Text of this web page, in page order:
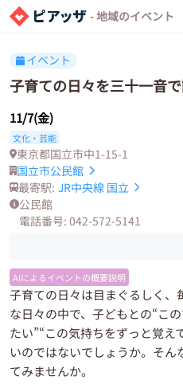
- 地域のイベント
イベント
子育ての日々を三十一音
11/7(金)
文化・芸能
東京都国立市中1-15-1
国立市公民館
最寄駅: JR中央線 国立
公民館
電話番号: 042-572-5141
AIによるイベントの概要説明
子育ての日々は目まぐるしく、
な日々の中で、子どもとの“こ
たい”“この気持ちをずっと覚え
いのではないでしょうか。そ
てみませんか。